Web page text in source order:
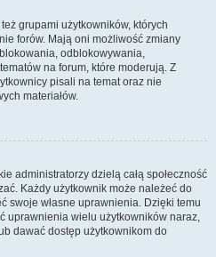
grupami użytkowników, których
forów. Mają oni możliwość zmiany
odblokowywania,
na forum, które moderują. Z
pisali na temat oraz nie
materiałów.
administratorzy dzielą całą społeczność
Każdy użytkownik może należeć do
swoje własne uprawnienia. Dzięki temu
uprawnienia wielu użytkowników naraz,
dawać dostęp użytkownikom do